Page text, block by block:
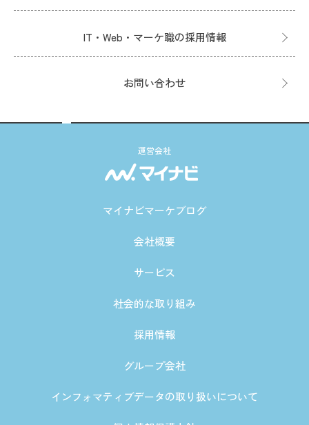
IT・Web・マーケ職の採用情報
お問い合わせ
運営会社
マイナビマーケブログ
会社概要
サービス
社会的な取り組み
採用情報
グループ会社
インフォマティブデータの取り扱いについて